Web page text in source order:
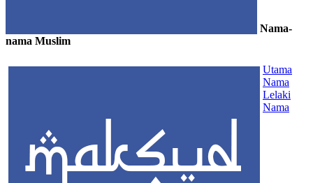
Nama-
nama Muslim
Utama
Nama
Lelaki
Nama